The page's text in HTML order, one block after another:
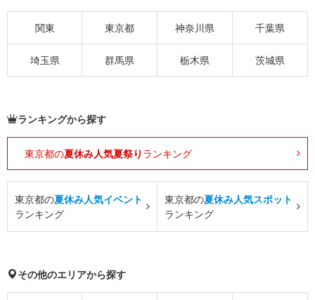
関東 東京都 神奈川県 千葉県
埼玉県 群馬県 栃木県 茨城県
ランキングから探す
東京都の夏休み人気夏祭り ランキング
東京都の夏休み人気イベント
ランキング
東京都の夏休み人気スポット
ランキング
その他のエリアから探す